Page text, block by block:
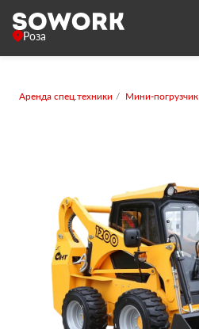
Роза
Аренда спец.техники Мини-погрузчик